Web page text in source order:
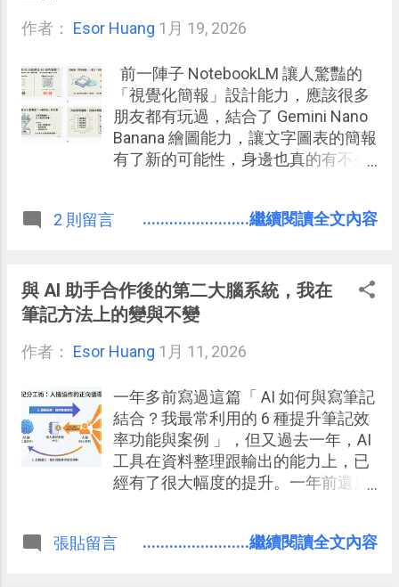
作者： Esor Huang 1月 19, 2026
前一陣子 NotebookLM 讓人驚豔的
「視覺化簡報」設計能力，應該很多
朋友都有玩過，結合了 Gemini Nano
Banana 繪圖能力，讓文字圖表的簡報
有了新的可能性，身邊也真的有不少
2 則留言 ........................繼續閱讀全文內容
與 AI 助手合作後的第二大腦系統，我在
筆記方法上的變與不變
作者： Esor Huang 1月 11, 2026
一年多前寫過這篇「 AI 如何與寫筆記
結合？我最常利用的 6 種提升筆記效
率功能與案例 」，但又過去一年，AI
工具在資料整理跟輸出的能力上，已
經有了很大幅度的提升。一年前還只
或缺的一部分，並且更深入地融入我
張貼留言 ........................繼續閱讀全文內容